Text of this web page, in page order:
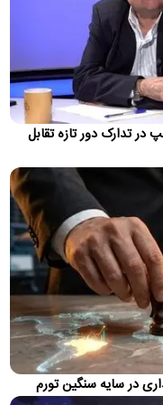
حوالی بندر لنگه را در غرب هرمزگان
دفتر رهبری
رهبری واکنش نشان داد.
مدیریت تنگه هرمز
طرح «اقدام راهبردی
و خلیج‌فارس» در
می‌خواهیم درست کار کنیم،
گفت: ۴۷ سال است می‌خواهیم درست کار کنیم،
را واگذار کردیم و به
است/ فرصت
در تدارک دور تازه تقابل
در سایه سنگین تورم